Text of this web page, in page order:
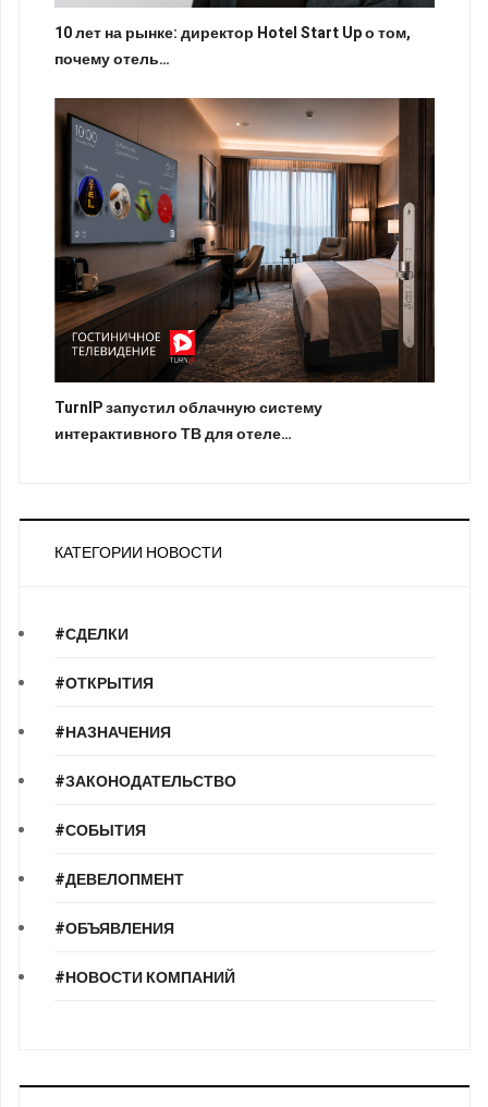
10 лет на рынке: директор Hotel Start Up о том,
почему отель…
TurnIP запустил облачную систему
интерактивного ТВ для отеле…
КАТЕГОРИИ НОВОСТИ
#СДЕЛКИ
#ОТКРЫТИЯ
#НАЗНАЧЕНИЯ
#ЗАКОНОДАТЕЛЬСТВО
#СОБЫТИЯ
#ДЕВЕЛОПМЕНТ
#ОБЪЯВЛЕНИЯ
#НОВОСТИ КОМПАНИЙ